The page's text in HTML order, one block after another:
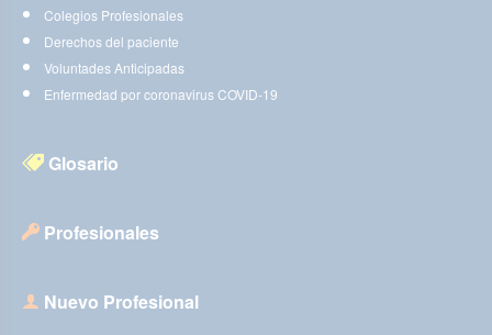
Colegios Profesionales
Derechos del paciente
Voluntades Anticipadas
Enfermedad por coronavirus COVID-19
Glosario
Profesionales
Nuevo Profesional